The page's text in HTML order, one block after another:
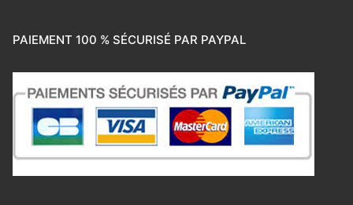
PAIEMENT 100 % SÉCURISÉ PAR PAYPAL